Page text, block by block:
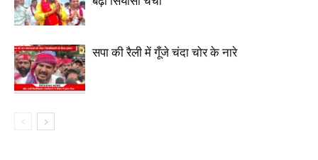
सपा की रैली में गूँजे चंदा चोर के नारे